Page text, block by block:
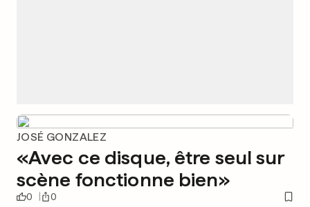
JOSÉ GONZALEZ
«Avec ce disque, être seul sur
scène fonctionne bien»
0 0